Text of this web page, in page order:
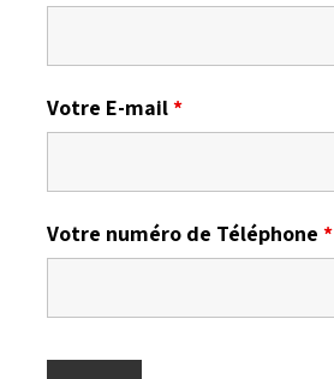
Votre E-mail*
Votre numéro de Téléphone *